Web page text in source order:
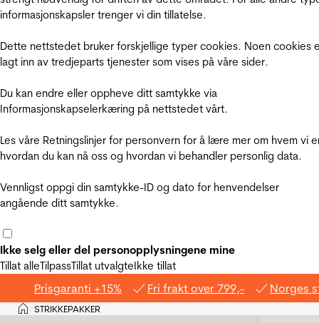
informasjonskapsler trenger vi din tillatelse.
Dette nettstedet bruker forskjellige typer cookies. Noen cookies
lagt inn av tredjeparts tjenester som vises på våre sider.
Du kan endre eller oppheve ditt samtykke via
Informasjonskapselerkæring på nettstedet vårt.
Les våre Retningslinjer for personvern for å lære mer om hvem vi
hvordan du kan nå oss og hvordan vi behandler personlig data.
Vennligst oppgi din samtykke-ID og dato for henvendelser
angående ditt samtykke.
Ikke selg eller del personopplysningene mine
Tillat alleTilpassTillat utvalgteIkke tillat
Prisgaranti +15% Fri frakt over 799,- Norges
Hjem
>STRIKKEPAKKER